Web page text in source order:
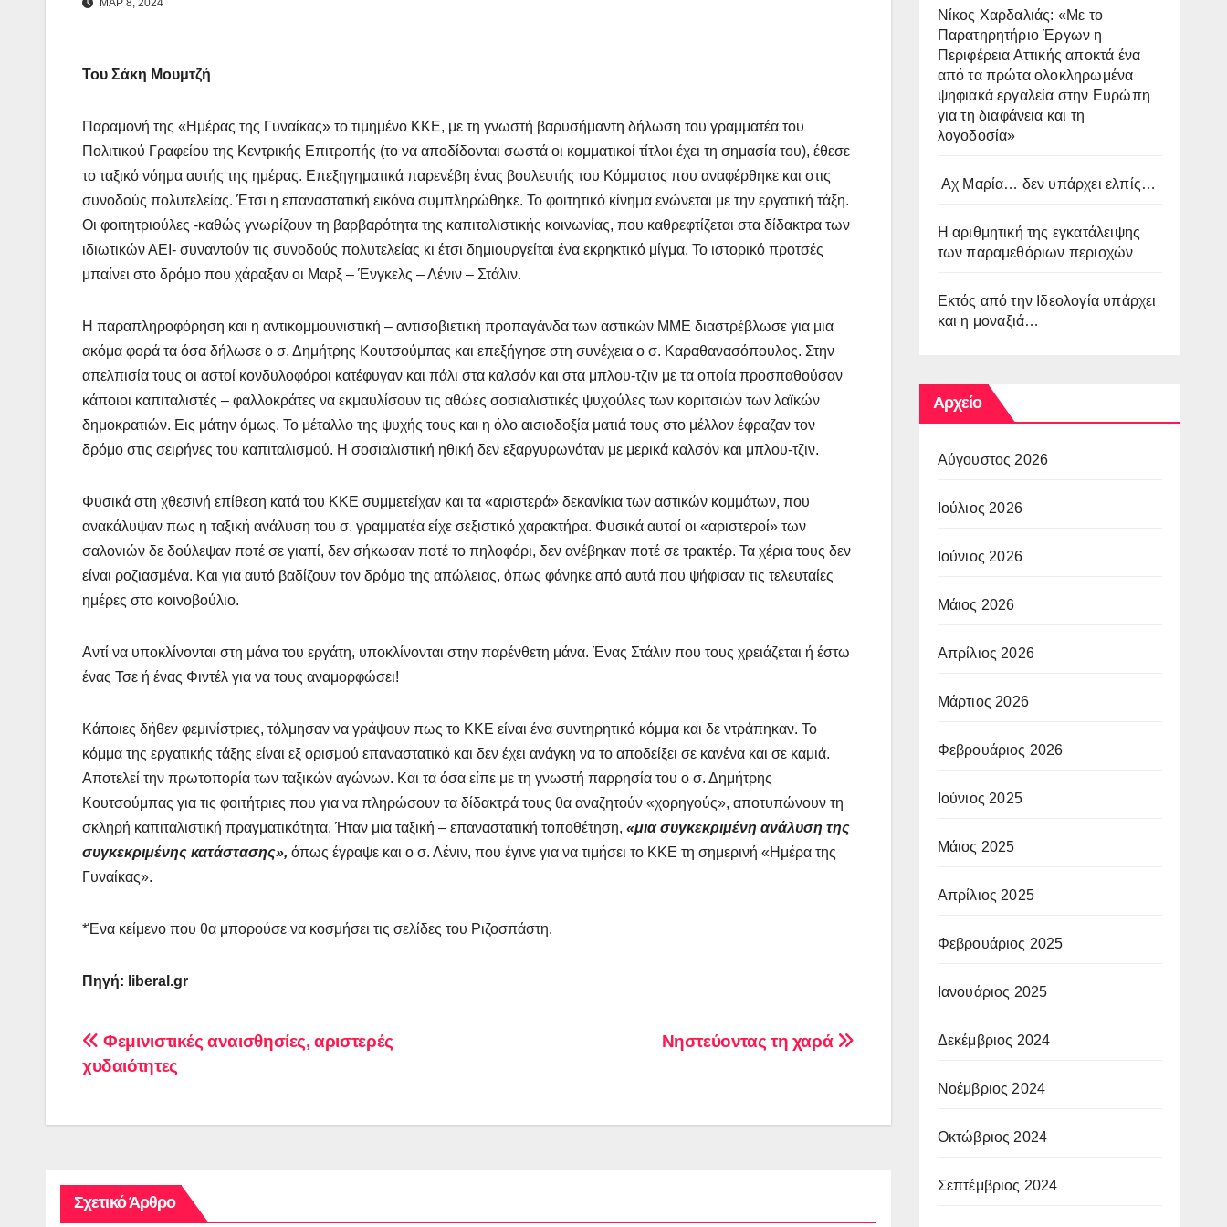
ΜΑΡ 8, 2024
Του Σάκη Μουμτζή
Παραμονή της «Ημέρας της Γυναίκας» το τιμημένο ΚΚΕ, με τη γνωστή βαρυσήμαντη δήλωση του γραμματέα του
Πολιτικού Γραφείου της Κεντρικής Επιτροπής (το να αποδίδονται σωστά οι κομματικοί τίτλοι έχει τη σημασία του), έθεσε
το ταξικό νόημα αυτής της ημέρας. Επεξηγηματικά παρενέβη ένας βουλευτής του Κόμματος που αναφέρθηκε και στις
συνοδούς πολυτελείας. Έτσι η επαναστατική εικόνα συμπληρώθηκε. Το φοιτητικό κίνημα ενώνεται με την εργατική τάξη.
Οι φοιτητριούλες -καθώς γνωρίζουν τη βαρβαρότητα της καπιταλιστικής κοινωνίας, που καθρεφτίζεται στα δίδακτρα των
ιδιωτικών ΑΕΙ- συναντούν τις συνοδούς πολυτελείας κι έτσι δημιουργείται ένα εκρηκτικό μίγμα. Το ιστορικό προτσές
μπαίνει στο δρόμο που χάραξαν οι Μαρξ – Ένγκελς – Λένιν – Στάλιν.
Η παραπληροφόρηση και η αντικομμουνιστική – αντισοβιετική προπαγάνδα των αστικών ΜΜΕ διαστρέβλωσε για μια
ακόμα φορά τα όσα δήλωσε ο σ. Δημήτρης Κουτσούμπας και επεξήγησε στη συνέχεια ο σ. Καραθανασόπουλος. Στην
απελπισία τους οι αστοί κονδυλοφόροι κατέφυγαν και πάλι στα καλσόν και στα μπλου-τζιν με τα οποία προσπαθούσαν
κάποιοι καπιταλιστές – φαλλοκράτες να εκμαυλίσουν τις αθώες σοσιαλιστικές ψυχούλες των κοριτσιών των λαϊκών
δημοκρατιών. Εις μάτην όμως. Το μέταλλο της ψυχής τους και η όλο αισιοδοξία ματιά τους στο μέλλον έφραζαν τον
δρόμο στις σειρήνες του καπιταλισμού. Η σοσιαλιστική ηθική δεν εξαργυρωνόταν με μερικά καλσόν και μπλου-τζιν.
Φυσικά στη χθεσινή επίθεση κατά του ΚΚΕ συμμετείχαν και τα «αριστερά» δεκανίκια των αστικών κομμάτων, που
ανακάλυψαν πως η ταξική ανάλυση του σ. γραμματέα είχε σεξιστικό χαρακτήρα. Φυσικά αυτοί οι «αριστεροί» των
σαλονιών δε δούλεψαν ποτέ σε γιαπί, δεν σήκωσαν ποτέ το πηλοφόρι, δεν ανέβηκαν ποτέ σε τρακτέρ. Τα χέρια τους δεν
είναι ροζιασμένα. Και για αυτό βαδίζουν τον δρόμο της απώλειας, όπως φάνηκε από αυτά που ψήφισαν τις τελευταίες
ημέρες στο κοινοβούλιο.
Αντί να υποκλίνονται στη μάνα του εργάτη, υποκλίνονται στην παρένθετη μάνα. Ένας Στάλιν που τους χρειάζεται ή έστω
ένας Τσε ή ένας Φιντέλ για να τους αναμορφώσει!
Κάποιες δήθεν φεμινίστριες, τόλμησαν να γράψουν πως το ΚΚΕ είναι ένα συντηρητικό κόμμα και δε ντράπηκαν. Το
κόμμα της εργατικής τάξης είναι εξ ορισμού επαναστατικό και δεν έχει ανάγκη να το αποδείξει σε κανένα και σε καμιά.
Αποτελεί την πρωτοπορία των ταξικών αγώνων. Και τα όσα είπε με τη γνωστή παρρησία του ο σ. Δημήτρης
Κουτσούμπας για τις φοιτήτριες που για να πληρώσουν τα δίδακτρά τους θα αναζητούν «χορηγούς», αποτυπώνουν τη
σκληρή καπιταλιστική πραγματικότητα. Ήταν μια ταξική – επαναστατική τοποθέτηση, «μια συγκεκριμένη ανάλυση της
συγκεκριμένης κατάστασης», όπως έγραψε και ο σ. Λένιν, που έγινε για να τιμήσει το ΚΚΕ τη σημερινή «Ημέρα της
Γυναίκας».
*Ένα κείμενο που θα μπορούσε να κοσμήσει τις σελίδες του Ριζοσπάστη.
Πηγή: liberal .gr
Πλοήγηση
άρθρων
Νηστεύοντας τη χαρά
Φεμινιστικές αναισθησίες, αριστερές
χυδαιότητες
Σχετικό Άρθρο
Νίκος Χαρδαλιάς: «Με το
Παρατηρητήριο Έργων η
Περιφέρεια Αττικής αποκτά ένα
από τα πρώτα ολοκληρωμένα
ψηφιακά εργαλεία στην Ευρώπη
για τη διαφάνεια και τη
λογοδοσία»
Αχ Μαρία… δεν υπάρχει ελπίς…
Η αριθμητική της εγκατάλειψης
των παραμεθόριων περιοχών
Εκτός από την Ιδεολογία υπάρχει
και η μοναξιά…
Αρχείο
Αύγουστος 2026
Ιούλιος 2026
Ιούνιος 2026
Μάιος 2026
Απρίλιος 2026
Μάρτιος 2026
Φεβρουάριος 2026
Ιούνιος 2025
Μάιος 2025
Απρίλιος 2025
Φεβρουάριος 2025
Ιανουάριος 2025
Δεκέμβριος 2024
Νοέμβριος 2024
Οκτώβριος 2024
Σεπτέμβριος 2024